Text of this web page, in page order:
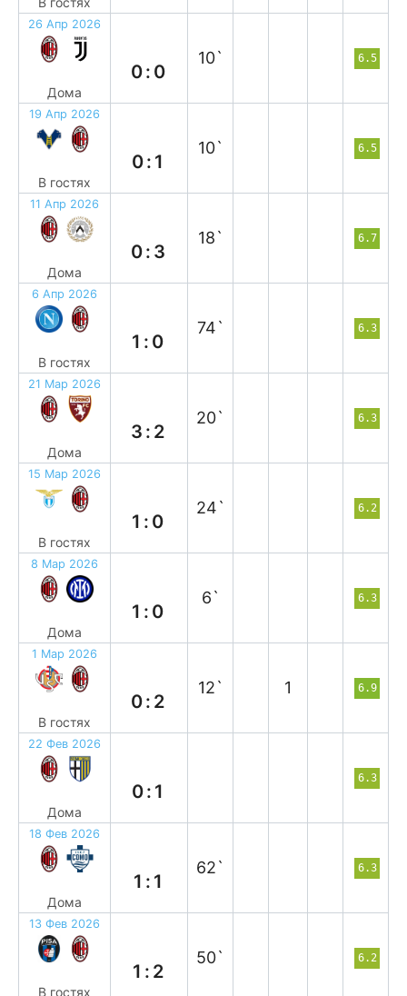
26 Апр 2026
Дома
0:0
10` 6.5
19 Апр 2026
В гостях
0:1
10` 6.5
11 Апр 2026
Дома
0:3
18` 6.7
6 Апр 2026
В гостях
1:0
74` 6.3
21 Мар 2026
Дома
3:2
20` 6.3
15 Мар 2026
В гостях
1:0
24` 6.2
8 Мар 2026
Дома
1:0
6` 6.3
1 Мар 2026
В гостях
0:2
12` 1 6.9
22 Фев 2026
Дома
0:1
6.3
18 Фев 2026
Дома
1:1
62` 6.3
13 Фев 2026
В гостях
1:2
50` 6.2